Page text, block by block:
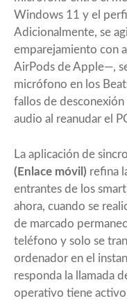
Windows 11 y el
Adicionalmente, se
emparejamiento con
AirPods de Apple—,
micrófono en los
fallos de
audio al reanudar el
La aplicación de
(Enlace móvil) refina
entrantes de los
ahora, cuando se
de marcado
teléfono y solo se
ordenador en el
responda la llamada
operativo tiene